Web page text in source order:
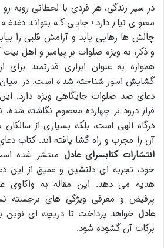
در سیر زندگی، هر فردی با لحظاتی روبه
معنوی نیاز دارد؛ جایی که بتواند
چالش ها رهایی یابد و آرامش قلبی را
و ذکر، به ویژه صلوات بر پیامبر و اهل بیت
همواره به عنوان ابزاری قدرتمند
گشایش امور شناخته شده است. در میان
دعای صد صلوات جایگاهی ویژه دارد.
فراز درود بر چهارده معصوم نگاشته شده،
درگاه الهی است، بلکه بسیاری از
آن را مجرب و راه گشا یافته اند. کتاب
انتشارات کتابسرای عادل منتشر شده
خود، تجربه ای دلنشین و عمیق از این
هدیه می دهد. این مقاله به واکاوی
پرفیض و معرفی ویژگی های برجسته
عادل خواهد پرداخت تا دریچه ای
برکات آن گشوده شود.